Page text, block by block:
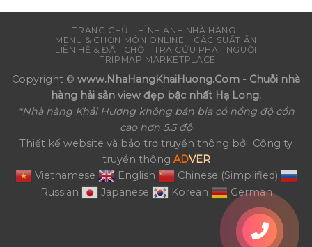
TRANG CHỦ
HÌNH ẢNH NHÀ HÀNG
MENU & CHỌN MÓN ONLINE
CÁC SUẤT ĂN
LIÊN HỆ & ĐẶT CHỖ
TRA CỨU PHẠT NGUỘI
TRIPMAP MARKETPLACE
Copyright © www.NhaHangKhaiHuong.Com - Chuỗi nhà
hàng hải sản view đẹp bậc nhất Hạ Long.
*Nhà hàng Khải Hương không bán bia có nồng độ cồn
cao hơn 5.5 độ
Thiết kế website và bảo trợ truyền thông bởi: Công ty
truyền thông ADVER
Vietnamese
English
Chinese (Simplified)
Russian
Japanese Korean German